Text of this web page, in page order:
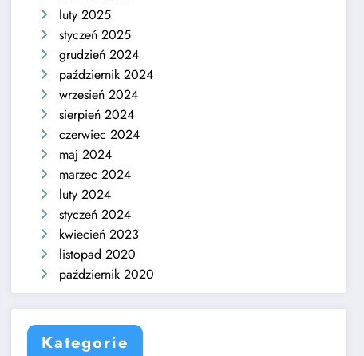
luty 2025
styczeń 2025
grudzień 2024
październik 2024
wrzesień 2024
sierpień 2024
czerwiec 2024
maj 2024
marzec 2024
luty 2024
styczeń 2024
kwiecień 2023
listopad 2020
październik 2020
Kategorie